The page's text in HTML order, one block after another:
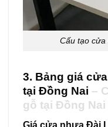
Cấu tạo cửa
3. Bảng giá
tại Đồng Nai –
gỗ tại Đồng Nai